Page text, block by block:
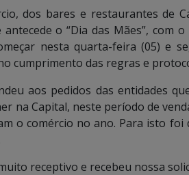
dos bares e restaurantes de
o “Dia das Mães”, com
nesta quarta-feira (05) e
cumprimento das regras e
aos pedidos das entidades
na Capital, neste período de
o comércio no ano. Para isto
receptivo e recebeu nossa